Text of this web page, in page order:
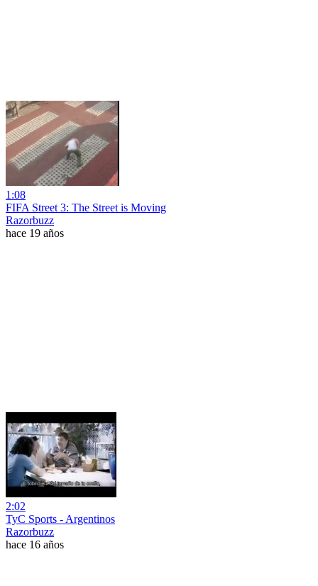
1:08
FIFA Street 3: The Street is Moving
Razorbuzz
hace 19 años
2:02
TyC Sports - Argentinos
Razorbuzz
hace 16 años